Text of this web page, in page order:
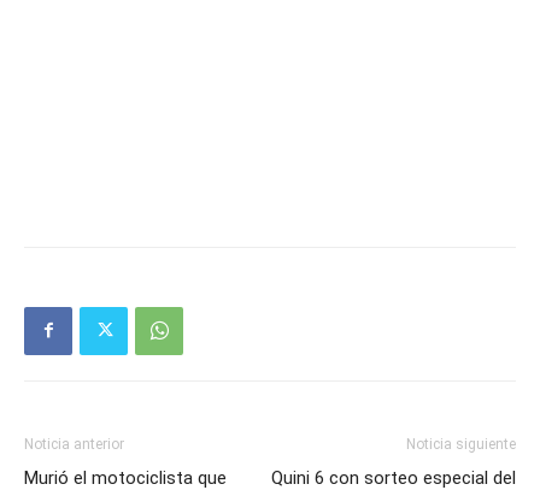
Noticia anterior
Murió el motociclista que
Noticia siguiente
Quini 6 con sorteo especial del